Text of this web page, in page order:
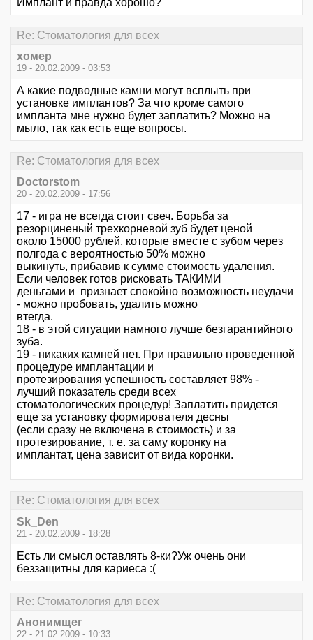
Re: Стоматология для всех
хомер
19 - 20.02.2009 - 03:53
А какие подводные камни могут всплыть при
установке имплантов? За что кроме самого
импланта мне нужно будет заплатить? Можно на
мыло, так как есть еще вопросы.
Re: Стоматология для всех
Doctorstom
20 - 20.02.2009 - 17:56
17 - игра не всегда стоит свеч. Борьба за
резорциненый трехкорневой зуб будет ценой
около 15000 рублей, которые вместе с зубом через
полгода с вероятностью 50% можно
выкинуть, прибавив к сумме стоимость удаления.
Если человек готов рисковать ТАКИМИ
деньгами и признает спокойно возможность неудачи
- можно пробовать, удалить можно
втегда.
18 - в этой ситуации намного лучше безгарантийного
зуба.
19 - никаких камней нет. При правильно проведенной
процедуре имплантации и
протезирования успешность составляет 98% -
лучший показатель среди всех
стоматологических процедур! Заплатить придется
еще за установку формирователя десны
(если сразу не включена в стоимость) и за
протезирование, т. е. за саму коронку на
имплантат, цена зависит от вида коронки.
Re: Стоматология для всех
Sk_Den
21 - 20.02.2009 - 18:28
Есть ли смысл оставлять 8-ки?Уж очень они
беззащитны для кариеса :(
Re: Стоматология для всех
Анонимщег
22 - 21.02.2009 - 10:33